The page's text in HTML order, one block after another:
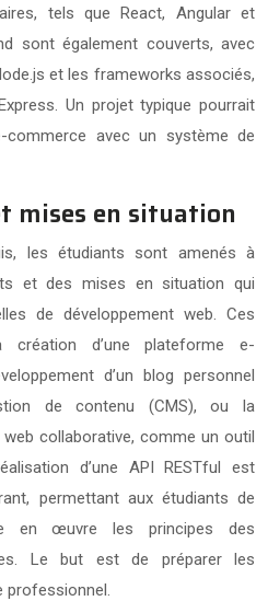
tels que React, Angular et
sont également couverts, avec
et les frameworks associés,
Un projet typique pourrait
avec un système de
mises en situation
les étudiants sont amenés à
et des mises en situation qui
de développement web. Ces
création d’une plateforme e-
d’un blog personnel
de contenu (CMS), ou la
collaborative, comme un outil
d’une API RESTful est
permettant aux étudiants de
en œuvre les principes des
Le but est de préparer les
professionnel.